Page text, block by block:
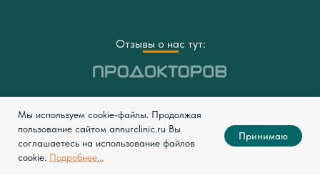
Мы используем cookie-файлы. Продолжая
пользование сайтом annurclinic.ru Вы
соглашаетесь на использование файлов
cookie. Подробнее...
Принимаю
Отзывы о нас тут: